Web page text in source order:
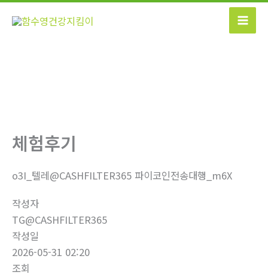
콘
체험후기
o3I_텔레@CASHFILTER365 파이코인전송대행_m6X
작성자
TG@CASHFILTER365
작성일
2026-05-31 02:20
조회